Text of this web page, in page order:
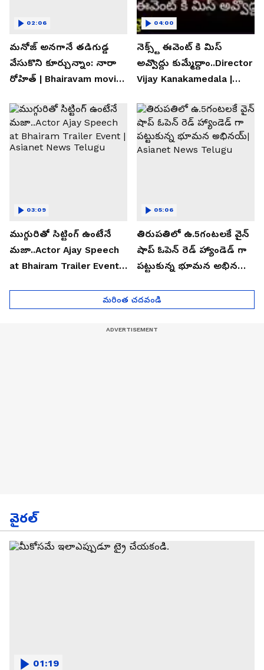
మనోజ్ అనగానే తడిగుడ్డ
వేసుకొని కూర్చున్నాం: నారా
రోహిత్ | Bhairavam movie |
02:06
నెక్స్ట్ ఈవెంట్ కి మిస్
అవ్వొద్దు కుమ్మేద్దాం..Director
Vijay Kanakamedala |
04:00
ముగ్గురితో సిట్టింగ్ ఉంటేనే
మజా..Actor Ajay Speech
at Bhairam Trailer Event |
03:09
తిరుపతిలో ఉ.5గంటలకే వైన్
షాప్ ఓపెన్ రెడ్ హ్యాండెడ్ గా
పట్టుకున్న భూమన అభినయ్|
05:06
మరింత చదవండి
వైరల్
01:19